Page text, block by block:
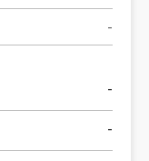
-
-
-